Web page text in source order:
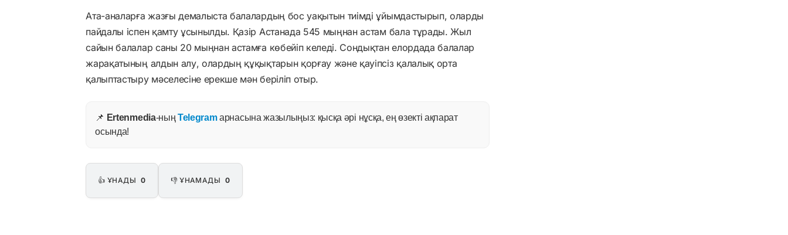
Ата-аналарға жазғы демалыста балалардың бос уақытын тиімді ұйымдастырып, оларды
пайдалы іспен қамту ұсынылды. Қазір Астанада 545 мыңнан астам бала тұрады. Жыл
сайын балалар саны 20 мыңнан астамға көбейіп келеді. Сондықтан елордада балалар
жарақатының алдын алу, олардың құқықтарын қорғау және қауіпсіз қалалық орта
қалыптастыру мәселесіне ерекше мән беріліп отыр.
📌 Ertenmedia-ның Telegramарнасына жазылыңыз: қысқа әрі нұсқа, ең өзекті ақпарат
осында!
👍 ҰНАДЫ 0 👎 ҰНАМАДЫ 0